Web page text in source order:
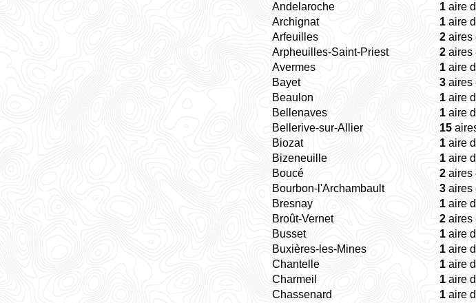
Andelaroche
1aire
Archignat
1aire
Arfeuilles
2aires
Arpheuilles-Saint-Priest
2aires
Avermes
1aire
Bayet
3aires
Beaulon
1aire
Bellenaves
1aire
Bellerive-sur-Allier
15
Biozat
1aire
Bizeneuille
1aire
Boucé
2aires
Bourbon-l'Archambault
3aires
Bresnay
1aire
Broût-Vernet
2aires
Busset
1aire
Buxières-les-Mines
1aire
Chantelle
1aire
Charmeil
1aire
Chassenard
1aire